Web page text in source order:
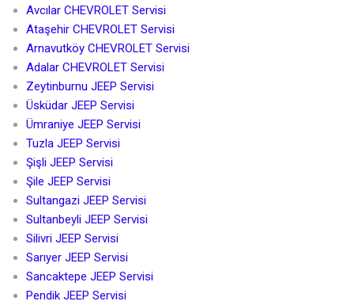
Avcılar CHEVROLET Servisi
Ataşehir CHEVROLET Servisi
Arnavutköy CHEVROLET Servisi
Adalar CHEVROLET Servisi
Zeytinburnu JEEP Servisi
Üsküdar JEEP Servisi
Ümraniye JEEP Servisi
Tuzla JEEP Servisi
Şişli JEEP Servisi
Şile JEEP Servisi
Sultangazi JEEP Servisi
Sultanbeyli JEEP Servisi
Silivri JEEP Servisi
Sarıyer JEEP Servisi
Sancaktepe JEEP Servisi
Pendik JEEP Servisi